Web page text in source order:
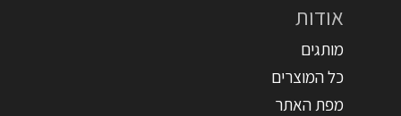
אודות
מותגים
כל המוצרים
מפת האתר